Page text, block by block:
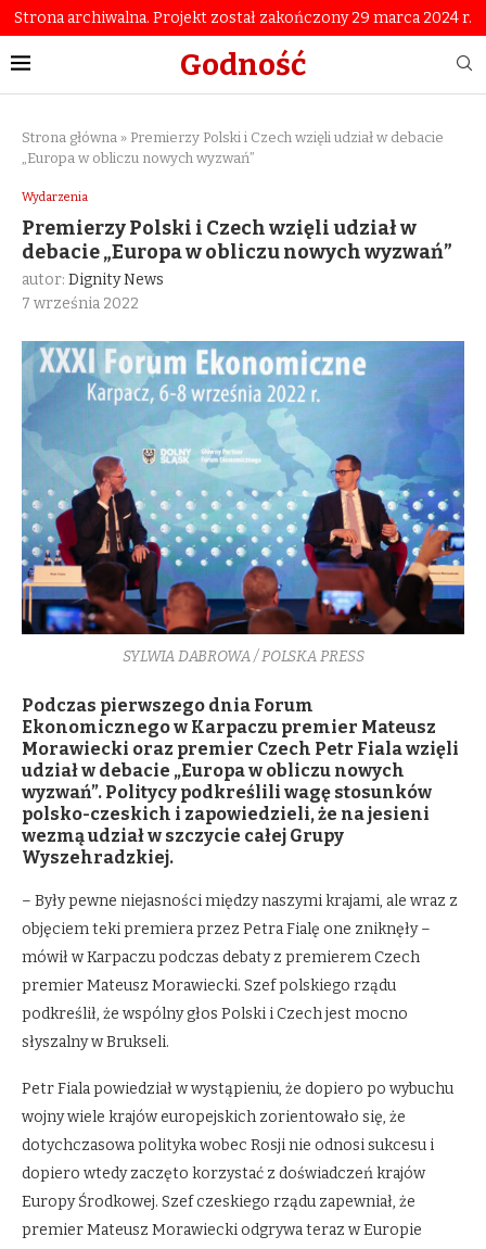
Strona archiwalna. Projekt został zakończony 29 marca 2024 r.
Godność
Strona główna » Premierzy Polski i Czech wzięli udział w debacie
„Europa w obliczu nowych wyzwań”
Wydarzenia
Premierzy Polski i Czech wzięli udział w
debacie „Europa w obliczu nowych wyzwań”
autor: Dignity News
7 września 2022
SYLWIA DABROWA / POLSKA PRESS
Podczas pierwszego dnia Forum
Ekonomicznego w Karpaczu premier Mateusz
Morawiecki oraz premier Czech Petr Fiala wzięli
udział w debacie „Europa w obliczu nowych
wyzwań”. Politycy podkreślili wagę stosunków
polsko-czeskich i zapowiedzieli, że na jesieni
wezmą udział w szczycie całej Grupy
Wyszehradzkiej.
– Były pewne niejasności między naszymi krajami, ale wraz z
objęciem teki premiera przez Petra Fialę one zniknęły –
mówił w Karpaczu podczas debaty z premierem Czech
premier Mateusz Morawiecki. Szef polskiego rządu
podkreślił, że wspólny głos Polski i Czech jest mocno
słyszalny w Brukseli.
Petr Fiala powiedział w wystąpieniu, że dopiero po wybuchu
wojny wiele krajów europejskich zorientowało się, że
dotychczasowa polityka wobec Rosji nie odnosi sukcesu i
dopiero wtedy zaczęto korzystać z doświadczeń krajów
Europy Środkowej. Szef czeskiego rządu zapewniał, że
premier Mateusz Morawiecki odgrywa teraz w Europie